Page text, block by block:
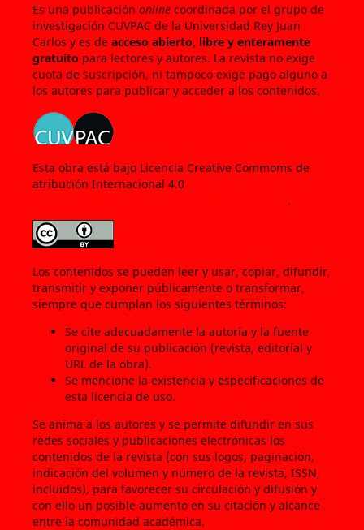
Es una publicación onlinecoordinada por el grupo de
investigación CUVPAC de la Universidad Rey Juan
Carlos y es de acceso abierto, libre y enteramente
gratuito para lectores y autores. La revista no exige
cuota de suscripción, ni tampoco exige pago alguno a
los autores para publicar y acceder a los contenidos.
Esta obra está bajo Licencia Creative Commoms de
atribución Internacional 4.0
.
Los contenidos se pueden leer y usar, copiar, difundir,
transmitir y exponer públicamente o transformar,
siempre que cumplan los siguientes términos:
Se cite adecuadamente la autoría y la fuente
original de su publicación (revista, editorial y
URL de la obra).
Se mencione la existencia y especificaciones de
esta licencia de uso.
Se anima a los autores y se permite difundir en sus
redes sociales y publicaciones electrónicas los
contenidos de la revista (con sus logos, paginación,
indicación del volumen y número de la revista, ISSN,
incluidos), para favorecer su circulación y difusión y
con ello un posible aumento en su citación y alcance
entre la comunidad académica.